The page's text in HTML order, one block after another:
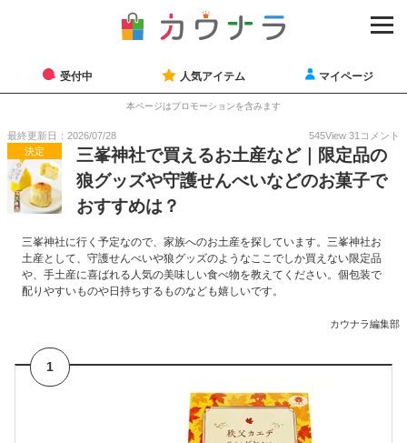
受付中 人気アイテム マイページ
本ページはプロモーションを含みます
最終更新日：2026/07/28 545View 31 コメント
決定
三峯神社で買えるお土産など｜限定品の
狼グッズや守護せんべいなどのお菓子で
おすすめは？
三峯神社に行く予定なので、家族へのお土産を探しています。三峯神社お
土産として、守護せんべいや狼グッズのようなここでしか買えない限定品
や、手土産に喜ばれる人気の美味しい食べ物を教えてください。個包装で
配りやすいものや日持ちするものなども嬉しいです。
カウナラ編集部
1